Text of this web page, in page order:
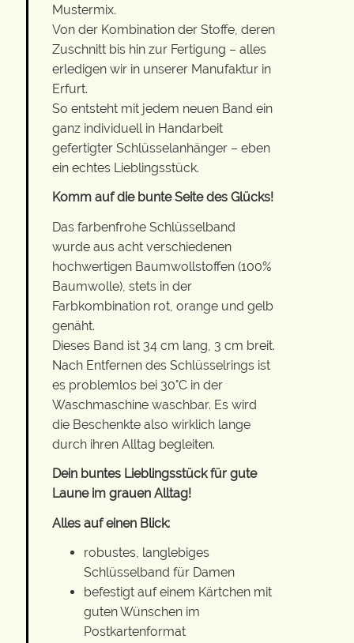
Mustermix.
Von der Kombination der Stoffe, deren
Zuschnitt bis hin zur Fertigung – alles
erledigen wir in unserer Manufaktur in
Erfurt.
So entsteht mit jedem neuen Band ein
ganz individuell in Handarbeit
gefertigter Schlüsselanhänger – eben
ein echtes Lieblingsstück.
Komm auf die bunte Seite des Glücks!
Das farbenfrohe Schlüsselband
wurde aus acht verschiedenen
hochwertigen Baumwollstoffen (100%
Baumwolle), stets in der
Farbkombination rot, orange und gelb
genäht.
Dieses Band ist 34 cm lang, 3 cm breit.
Nach Entfernen des Schlüsselrings ist
es problemlos bei 30°C in der
Waschmaschine waschbar. Es wird
die Beschenkte also wirklich lange
durch ihren Alltag begleiten.
Dein buntes Lieblingsstück für gute
Laune im grauen Alltag!
Alles auf einen Blick:
robustes, langlebiges
Schlüsselband für Damen
befestigt auf einem Kärtchen mit
guten Wünschen im
Postkartenformat